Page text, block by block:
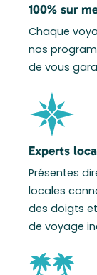
100% sur
Chaque
nos
de vous
Experts
Présentes
locales
des doigts
de voyage